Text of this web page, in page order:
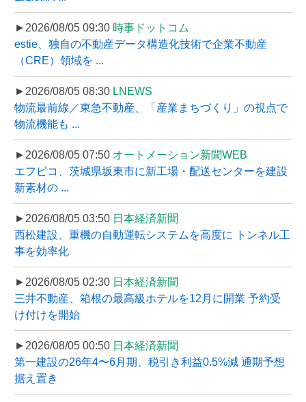
►2026/08/05 09:30 時事ドットコム
estie、独自の不動産データ構造化技術で企業不動産
（CRE）領域を ...
►2026/08/05 08:30 LNEWS
物流最前線／東急不動産、「産業まちづくり」の視点で
物流機能も ...
►2026/08/05 07:50 オートメーション新聞WEB
エフピコ、茨城県坂東市に新工場・配送センターを建設
新素材の ...
►2026/08/05 03:50 日本経済新聞
西松建設、重機の自動運転システムを高度に トンネル工
事を効率化
►2026/08/05 02:30 日本経済新聞
三井不動産、箱根の最高級ホテルを12月に開業 予約受
け付けを開始
►2026/08/05 00:50 日本経済新聞
第一建設の26年4〜6月期、税引き利益0.5%減 通期予想
据え置き